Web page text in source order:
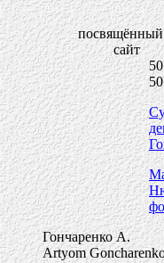
посвящённый
сайт
Гончаренко А.
Artyom